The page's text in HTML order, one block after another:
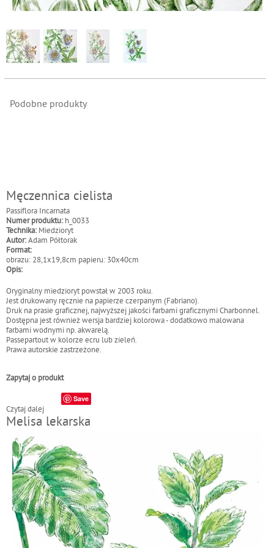
Podobne produkty
Męczennica cielista
Passiflora Incarnata
Numer produktu: h_0033
Technika: Miedzioryt
Autor:Adam Półtorak
Format:
obrazu: 28,1x19,8cm papieru: 30x40cm
Opis:
Oryginalny miedzioryt powstał w 2003 roku.
Jest drukowany ręcznie na papierze czerpanym (Fabriano).
Druk na prasie graficznej, najwyższej jakości farbami graficznymi Charbonnel.
Dostępna jest również wersja bardziej kolorowa - dodatkowo malowana
farbami wodnymi np. akwarelą.
Passepartout w kolorze ecru lub zieleń.
Prawa autorskie zastrzeżone.
Zapytaj o produkt
Save
Czytaj dalej
p
M
ę
c
z
e
n
n
i
c
a
Melisa lekarska